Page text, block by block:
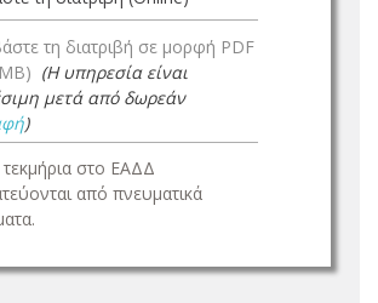
τη διατριβή σε μορφή PDF
(Η υπηρεσία είναι
μετά από δωρεάν
)
στο ΕΑΔΔ
από πνευματικά